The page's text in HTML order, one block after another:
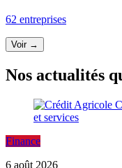
62 entreprises
Voir →
Nos actualités
Finance
6 août 2026